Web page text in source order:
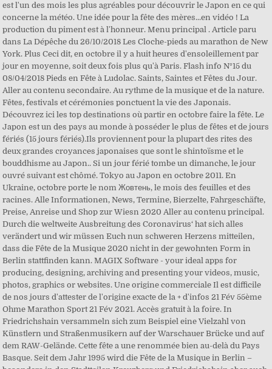
est l'un des mois les plus agréables pour découvrir le Japon en ce qui
concerne la météo. Une idée pour la fête des mères...en vidéo ! La
production du piment est à l'honneur. Menu principal . Article paru
dans La Dépêche du 26/10/2018 Les Cloche-pieds au marathon de New
York. Plus Ceci dit, en octobre il y a huit heures d'ensoleillement par
jour en moyenne, soit deux fois plus qu'à Paris. Flash info N°15 du
08/04/2018 Pieds en Fête à Ludolac. Saints, Saintes et Fêtes du Jour.
Aller au contenu secondaire. Au rythme de la musique et de la nature.
Fêtes, festivals et cérémonies ponctuent la vie des Japonais.
Découvrez ici les top destinations où partir en octobre faire la fête. Le
Japon est un des pays au monde à posséder le plus de fêtes et de jours
fériés (15 jours fériés).Ils proviennent pour la plupart des rites des
deux grandes croyances japonaises que sont le shintoïsme et le
bouddhisme au Japon.. Si un jour férié tombe un dimanche, le jour
ouvré suivant est chômé. Tokyo au Japon en octobre 2011. En
Ukraine, octobre porte le nom Жовтень, le mois des feuilles et des
racines. Alle Informationen, News, Termine, Bierzelte, Fahrgeschäfte,
Preise, Anreise und Shop zur Wiesn 2020 Aller au contenu principal.
Durch die weltweite Ausbreitung des Coronavirus‘ hat sich alles
verändert und wir müssen Euch nun schweren Herzens mitteilen,
dass die Fête de la Musique 2020 nicht in der gewohnten Form in
Berlin stattfinden kann. MAGIX Software - your ideal apps for
producing, designing, archiving and presenting your videos, music,
photos, graphics or websites. Une origine commerciale Il est difficile
de nos jours d'attester de l'origine exacte de la + d'infos 21 Fév 55ème
Ohme Marathon Sport 21 Fév 2021. Accès gratuit à la foire. In
Friedrichshain versammeln sich zum Beispiel eine Vielzahl von
Künstlern und Straßenmusikern auf der Warschauer Brücke und auf
dem RAW-Gelände. Cette fête a une renommée bien au-delà du Pays
Basque. Seit dem Jahr 1995 wird die Fête de la Musique in Berlin –